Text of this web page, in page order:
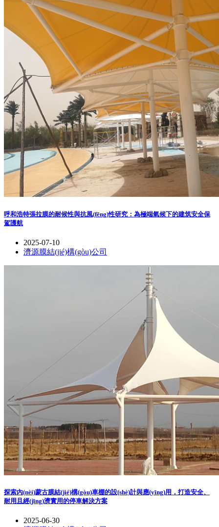
設(shè)計要求，保證處理后的角部與整體膜
呼和浩特張拉膜的耐候性與抗風(fēng)性研究：為極端氣候下的建筑安全保
駕護航
2025-07-10
濟源膜結(jié)構(gòu)公司
探索內(nèi)蒙古膜結(jié)構(gòu)車棚的設(shè)計與應(yīng)用，打造安全、
耐用且經(jīng)濟實用的停車解決方案
2025-06-30